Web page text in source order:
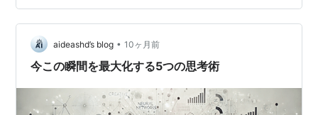
る。モヤモヤを抱えたまま時間が過ぎ、結局何も進まな
いジレンマに陥る。「もっと頭の回転を速くしたい」と
思いながらも、具体的な鍛え方が分からない。そんな悩
みを、たった1分の習慣で解消できる可能…
aideashd’s blog • 10ヶ月前
今この瞬間を最大化する5つの思考術